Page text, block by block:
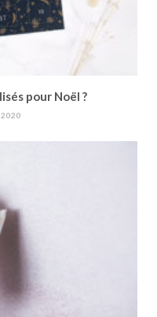
pour Noël ?